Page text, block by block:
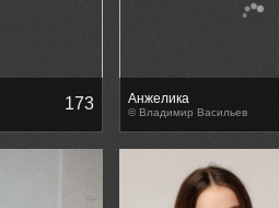
173 Анжелика
© Владимир Васильев